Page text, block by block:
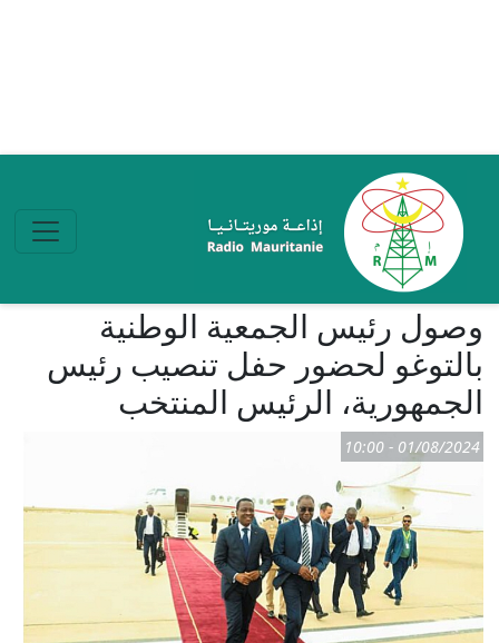
وصول رئيس الجمعية الوطنية
بالتوغو لحضور حفل تنصيب رئيس
الجمهورية، الرئيس المنتخب
01/08/2024 - 10:00